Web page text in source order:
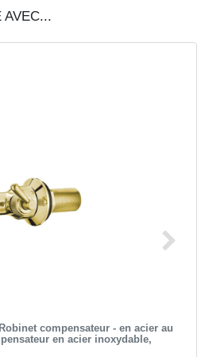
AVEC...
compensateur - en acier au
en acier inoxydable,